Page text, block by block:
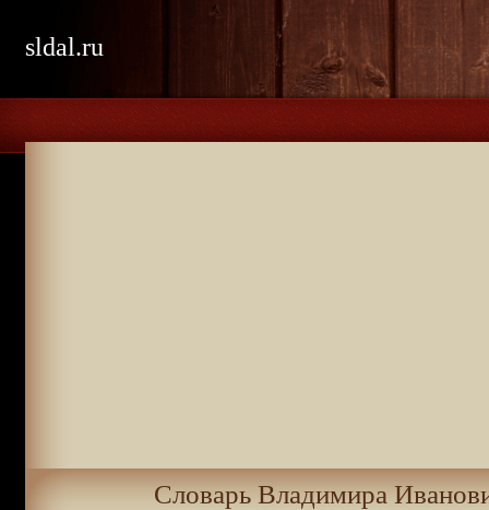
sldal.ru
Словарь Владимира